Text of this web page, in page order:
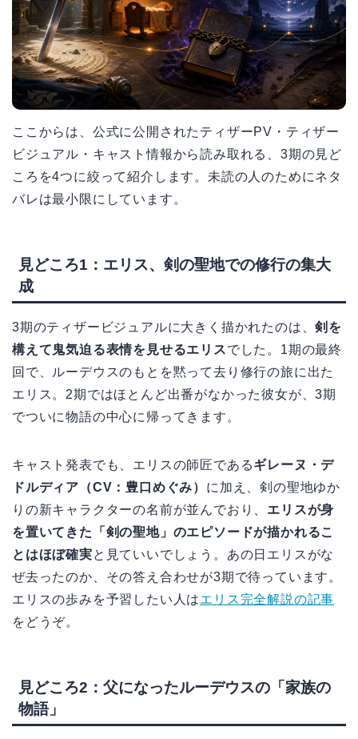
ここからは、公式に公開されたティザーPV・ティザー
ビジュアル・キャスト情報から読み取れる、3期の見ど
ころを4つに絞って紹介します。未読の人のためにネタ
バレは最小限にしています。
見どころ1：エリス、剣の聖地での修行の集大
成
3期のティザービジュアルに大きく描かれたのは、剣を
構えて鬼気迫る表情を見せるエリスでした。1期の最終
回で、ルーデウスのもとを黙って去り修行の旅に出た
エリス。2期ではほとんど出番がなかった彼女が、3期
でついに物語の中心に帰ってきます。
キャスト発表でも、エリスの師匠であるギレーヌ・デ
ドルディア（CV：豊口めぐみ） に加え、剣の聖地ゆか
りの新キャラクターの名前が並んでおり、 エリスが身
を置いてきた「剣の聖地」のエピソードが描かれるこ
とはほぼ確実と見ていいでしょう。あの日エリスがな
ぜ去ったのか、その答え合わせが3期で待っています。
エリスの歩みを予習したい人はエリス完全解説の記事
をどうぞ。
見どころ2：父になったルーデウスの「家族の
物語」